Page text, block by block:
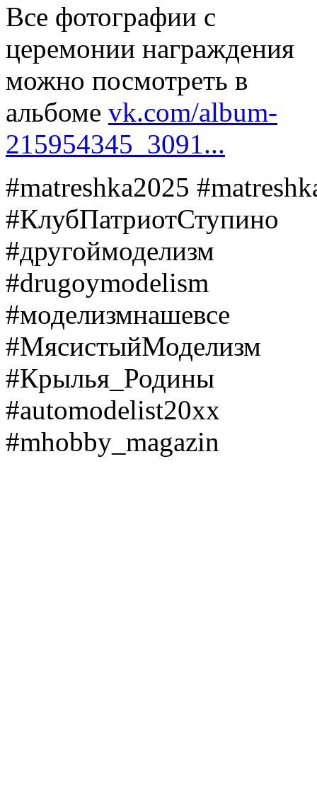
Все фотографии с
церемонии награждения
можно посмотреть в
альбоме vk.com/album-
215954345_3091...
#matreshka2025
#КлубПатриотСтупино
#другоймоделизм
#drugoymodelism
#моделизмнашевсе
#МясистыйМоделизм
#Крылья_Родины
#automodelist20xx
#mhobby_magazin